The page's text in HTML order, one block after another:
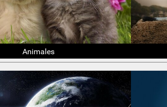
Animales